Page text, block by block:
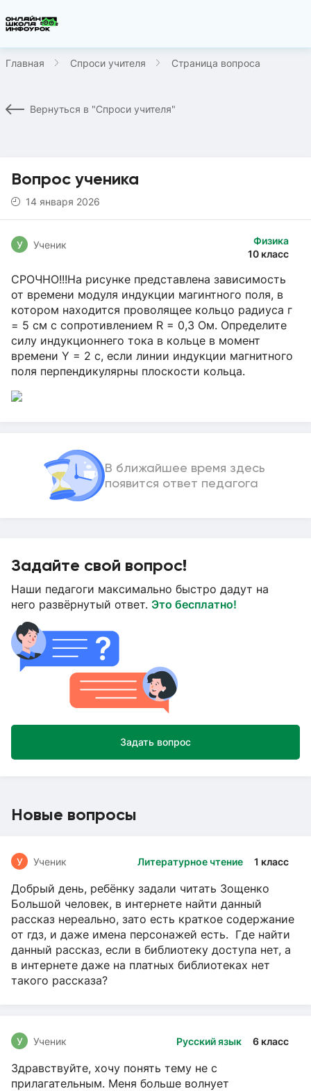
Главная Спроси учителя Страница вопроса
Вернуться в "Спроси учителя"
Вопрос ученика
14 января 2026
Физика
10 класс
У Ученик
СРОЧНО!!!На рисунке представлена зависимость
от времени модуля индукции магинтного поля, в
котором находится проволящее кольцо радиуса г
= 5 см с сопротивлением R = 0,3 Ом. Определите
силу индукционнего тока в кольце в момент
времени Y = 2 с, если линии индукции магнитного
поля перпендикулярны плоскости кольца.
В ближайшее время здесь
появится ответ педагога
Задайте свой вопрос!
Наши педагоги максимально быстро дадут на
него развёрнутый ответ. Это бесплатно!
Задать вопрос
Новые вопросы
Литературное чтение 1 класс
У Ученик
Добрый день, ребёнку задали читать Зощенко
Большой человек, в интернете найти данный
рассказ нереально, зато есть краткое содержание
от гдз, и даже имена персонажей есть. Где найти
данный рассказ, если в библиотеку доступа нет, а
в интернете даже на платных библиотеках нет
такого рассказа?
Русский язык 6 класс
У Ученик
Здравствуйте, хочу понять тему не с
прилагательным. Меня больше волнует